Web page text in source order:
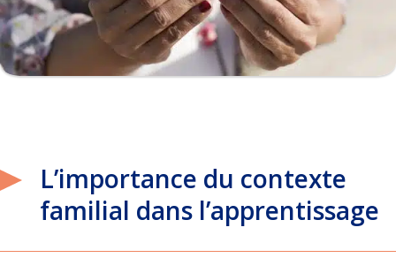
L’importance du contexte
familial dans l’apprentissage